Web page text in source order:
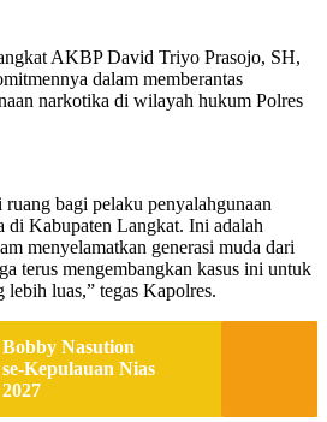
AKBP David Triyo Prasojo, SH,
dalam memberantas
narkotika di wilayah hukum Polres
bagi pelaku penyalahgunaan
di Kabupaten Langkat. Ini adalah
menyelamatkan generasi muda dari
terus mengembangkan kasus ini untuk
luas,” tegas Kapolres.
Nasution
Kepulauan Nias